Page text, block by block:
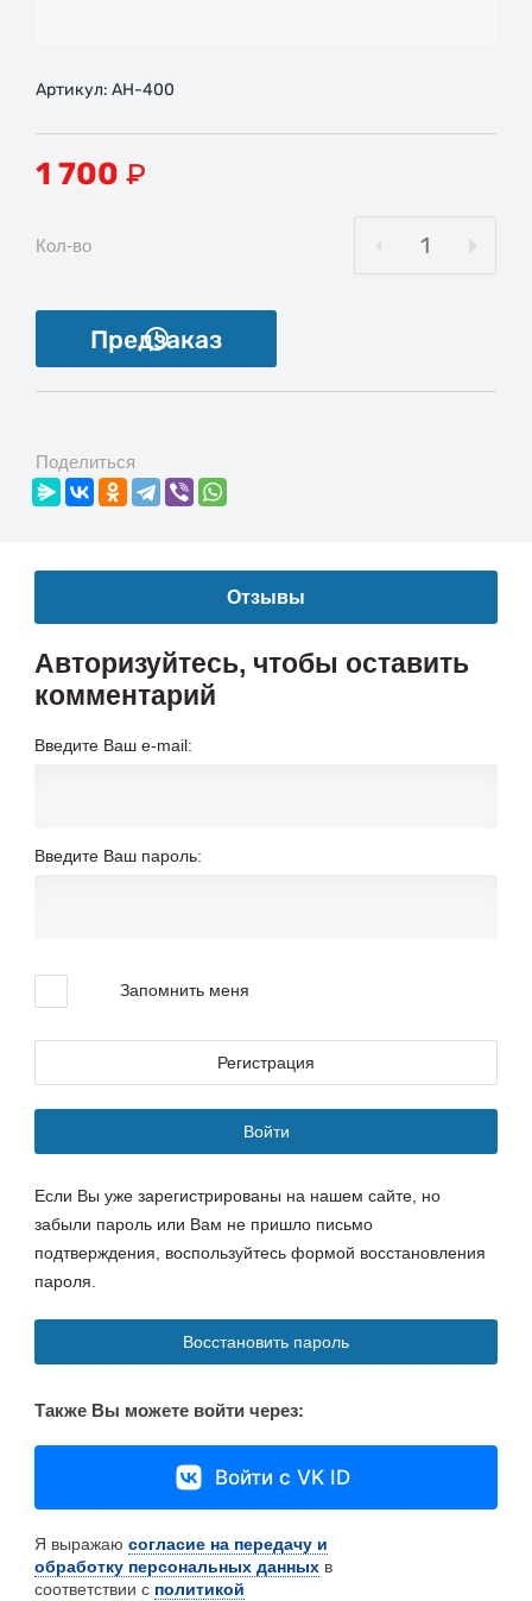
Артикул: AH-400
1 700 ₽
Кол-во
Предзаказ
Поделиться
Отзывы
Авторизуйтесь, чтобы оставить
комментарий
Введите Ваш e-mail:
Введите Ваш пароль:
Запомнить меня
Регистрация
Войти
Если Вы уже зарегистрированы на нашем сайте, но
забыли пароль или Вам не пришло письмо
подтверждения, воспользуйтесь формой восстановления
пароля.
Восстановить пароль
Также Вы можете войти через:
Войти с VK ID
Я выражаю согласие на передачу и
обработку персональных данных в
соответствии с политикой